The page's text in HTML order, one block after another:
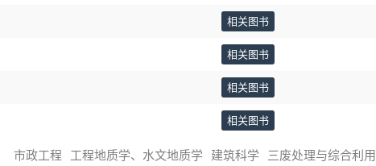
相关图书
相关图书
相关图书
相关图书
市政工程 工程地质学、水文地质学 建筑科学
三废处理与综合利用